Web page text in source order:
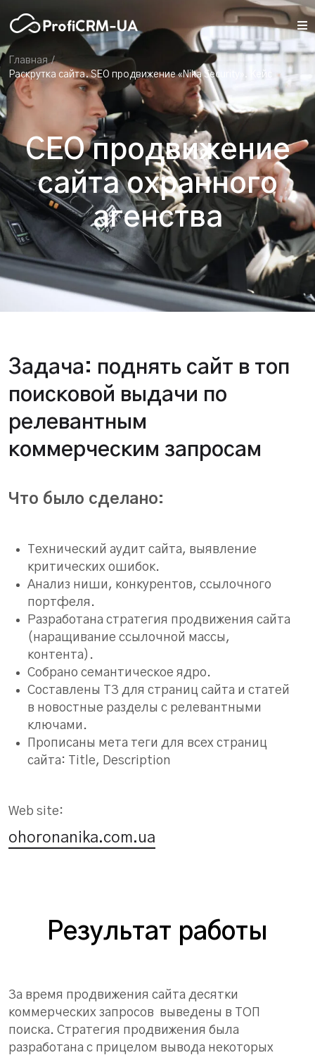
Главная /
Раскрутка сайта. SEO продвижение «Nika Security». Кейс
СЕО продвижение
сайта охранного
агенства
Задача: поднять сайт в топ
поисковой выдачи по
релевантным
коммерческим запросам
Что было сделано:
Технический аудит сайта, выявление
критических ошибок.
Анализ ниши, конкурентов, ссылочного
портфеля.
Разработана стратегия продвижения сайта
(наращивание ссылочной массы,
контента).
Собрано семантическое ядро.
Составлены ТЗ для страниц сайта и статей
в новостные разделы с релевантными
ключами.
Прописаны мета теги для всех страниц
сайта: Title, Description
Web site:
ohoronanika.com.ua
Результат работы
За время продвижения сайта десятки
коммерческих запросов выведены в ТОП
поиска. Стратегия продвижения была
разработана с прицелом вывода некоторых